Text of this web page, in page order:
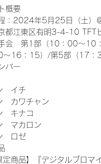
概要
：2024年5月25日（土）
都江東区有明3-4-10 TFT
会　第1部（10：00～
～16：15）/第5部（17
バー
　イチ
　カワチャン
　キナコ
　マカロン
　ロゼ
定商品】『デジタルブロ